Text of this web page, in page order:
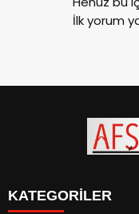
İlk yorum
KATEGORİLER